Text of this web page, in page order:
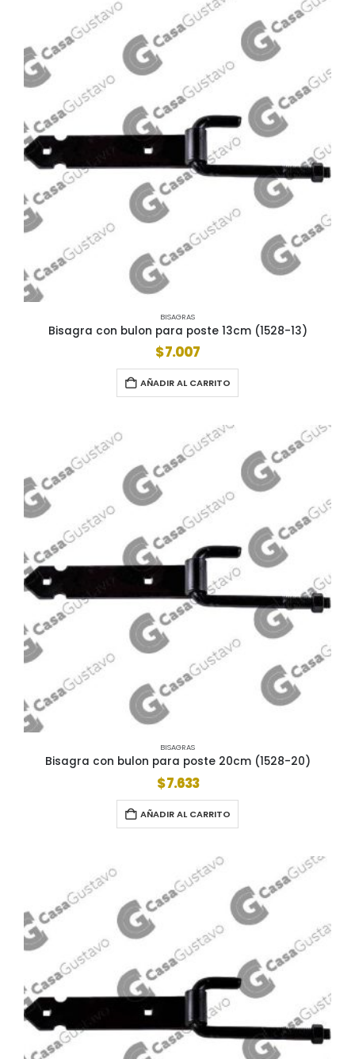
BISAGRAS
Bisagra con bulon para poste 13cm (1528-13)
$7.007
AÑADIR AL CARRITO
BISAGRAS
Bisagra con bulon para poste 20cm (1528-20)
$7.633
AÑADIR AL CARRITO